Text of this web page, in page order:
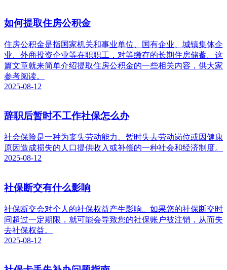
如何提取住房公积金
住房公积金是指国家机关和事业单位、国有企业、城镇集体企
业、外商投资企业等在职职工，对等缴存的长期住房储蓄。这
篇文章就来简单介绍提取住房公积金的一些相关内容，供大家
参考阅读。
2025-08-12
辞职后暂时不工作社保怎么办
社会保险是一种为丧失劳动能力、暂时失去劳动岗位或因健康
原因造成损失的人口提供收入或补偿的一种社会和经济制度。
2025-08-12
社保断交有什么影响
社保断交会对个人的社保权益产生影响。如果您的社保断交时
间超过一定期限，就可能会导致您的社保账户被注销，从而失
去社保权益。
2025-08-12